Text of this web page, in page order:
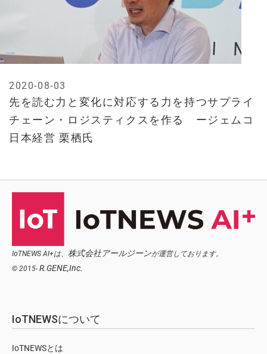
先を読む力と変化に対応する力を持つサプライ
チェーン・ロジスティクスを作る ージェムコ
日本経営 栗栖氏
2020-08-03
IoTNEWS AI+は、 株式会社アールジーンが運営しております。
© 2015- R.GENE,Inc.
IoTNEWSについて
IoTNEWSとは